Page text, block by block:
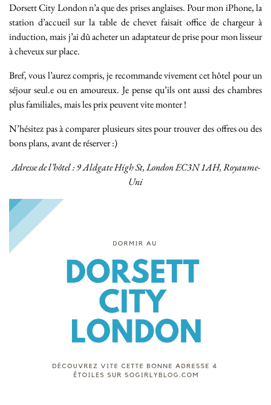
Dorsett City London n’a que des prises anglaises. Pour mon iPhone, la
station d’accueil sur la table de chevet faisait office de chargeur à
induction, mais j’ai dû acheter un adaptateur de prise pour mon lisseur
à cheveux sur place.
Bref, vous l’aurez compris, je recommande vivement cet hôtel pour un
séjour seul.e ou en amoureux. Je pense qu’ils ont aussi des chambres
plus familiales, mais les prix peuvent vite monter !
N’hésitez pas à comparer plusieurs sites pour trouver des offres ou des
bons plans, avant de réserver :)
Adresse de l’hôtel : 9 Aldgate High St, London EC3N 1AH, Royaume-
Uni